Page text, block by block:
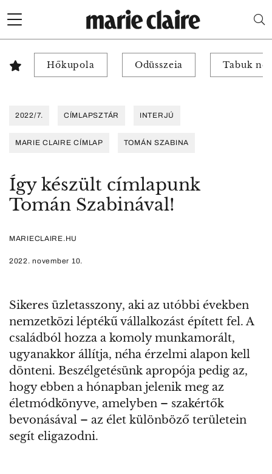
Hőkupola Odüsszeia Tabuk
2022/7. CÍMLAPSZTÁR INTERJÚ
MARIE CLAIRE CÍMLAP TOMÁN SZABINA
Így készült címlapunk
Tomán Szabinával!
MARIECLAIRE.HU
2022. november 10.
Sikeres üzletasszony, aki az utóbbi években
nemzetközi léptékű vállalkozást épített fel. A
családból hozza a komoly munkamorált,
ugyanakkor állítja, néha érzelmi alapon kell
dönteni. Beszélgetésünk apropója pedig az,
hogy ebben a hónapban jelenik meg az
életmódkönyve, amelyben – szakértők
bevonásával – az élet különböző területein
segít eligazodni.